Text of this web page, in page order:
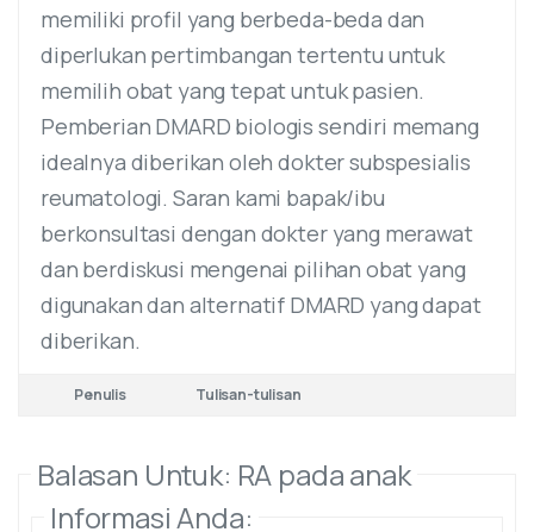
memiliki profil yang berbeda-beda dan
diperlukan pertimbangan tertentu untuk
memilih obat yang tepat untuk pasien.
Pemberian DMARD biologis sendiri memang
idealnya diberikan oleh dokter subspesialis
reumatologi. Saran kami bapak/ibu
berkonsultasi dengan dokter yang merawat
dan berdiskusi mengenai pilihan obat yang
digunakan dan alternatif DMARD yang dapat
diberikan.
Penulis Tulisan-tulisan
Balasan Untuk: RA pada anak
Informasi Anda: